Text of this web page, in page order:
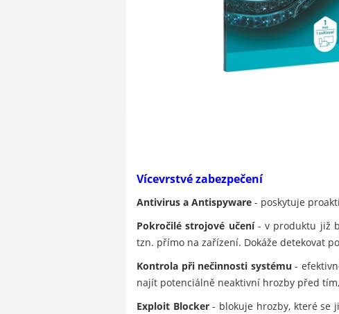
Vícevrstvé zabezpečení
Antivirus a Antispyware - poskytuje
Pokročilé strojové učení- v produktu již
tzn. přímo na zařízení. Dokáže detekovat
Kontrola při nečinnosti systému -
najít potenciálně neaktivní hrozby před
Exploit Blocker- blokuje hrozby, které se